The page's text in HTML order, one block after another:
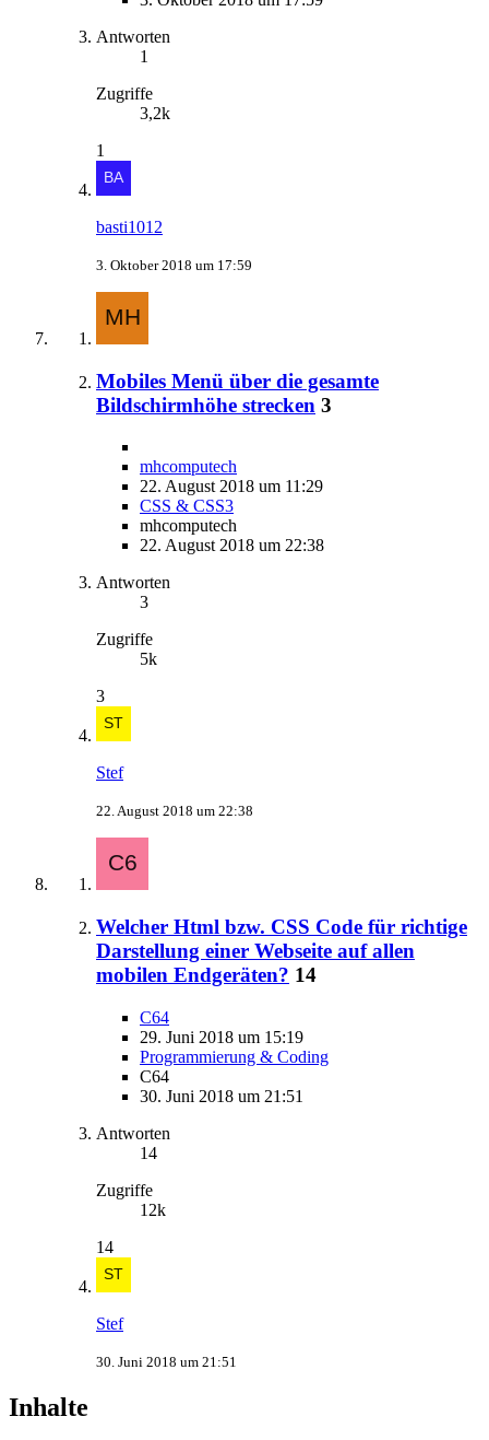
Antworten
1
Zugriffe
3,2k
1
basti1012
3. Oktober 2018 um 17:59
Mobiles Menü über die gesamte
Bildschirmhöhe strecken 3
mhcomputech
22. August 2018 um 11:29
CSS & CSS3
mhcomputech
22. August 2018 um 22:38
Antworten
3
Zugriffe
5k
3
Stef
22. August 2018 um 22:38
Welcher Html bzw. CSS Code für richtige
Darstellung einer Webseite auf allen
mobilen Endgeräten? 14
C64
29. Juni 2018 um 15:19
Programmierung & Coding
C64
30. Juni 2018 um 21:51
Antworten
14
Zugriffe
12k
14
Stef
30. Juni 2018 um 21:51
Inhalte